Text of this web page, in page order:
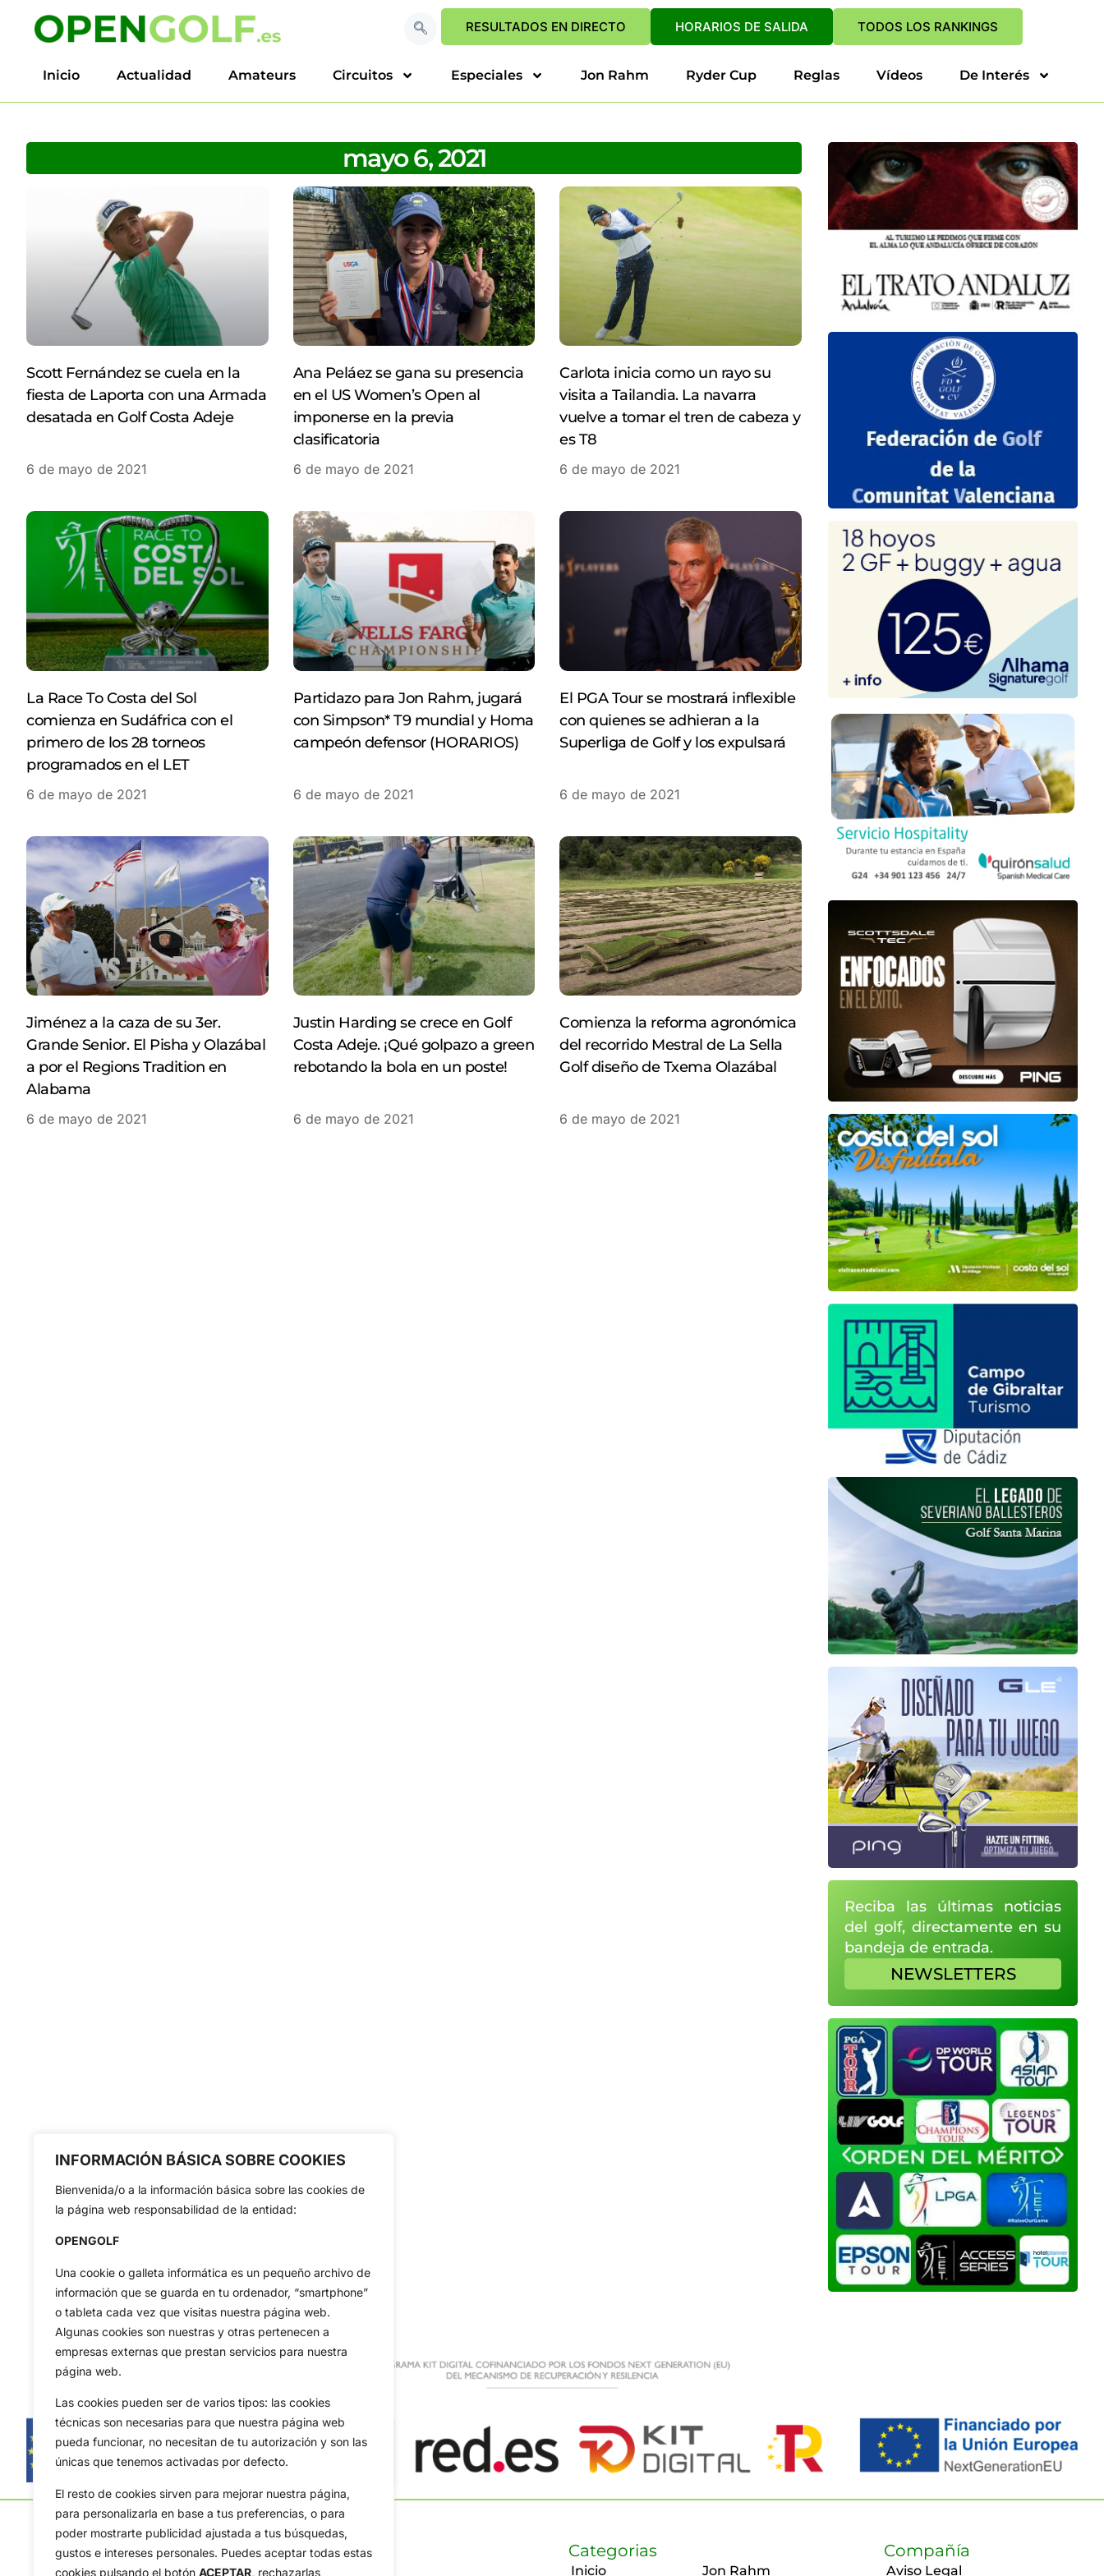
INFORMACIÓN BÁSICA SOBRE COOKIES
Bienvenida/o a la información básica sobre las cookies de
la página web responsabilidad de la entidad:
OPENGOLF
Una cookie o galleta informática es un pequeño archivo de
información que se guarda en tu ordenador, “smartphone”
o tableta cada vez que visitas nuestra página web.
Algunas cookies son nuestras y otras pertenecen a
empresas externas que prestan servicios para nuestra
página web.
Las cookies pueden ser de varios tipos: las cookies
técnicas son necesarias para que nuestra página web
pueda funcionar, no necesitan de tu autorización y son las
únicas que tenemos activadas por defecto.
El resto de cookies sirven para mejorar nuestra página,
para personalizarla en base a tus preferencias, o para
poder mostrarte publicidad ajustada a tus búsquedas,
gustos e intereses personales. Puedes aceptar todas estas
cookies pulsando el botón ACEPTAR, rechazarlas
RESULTADOS EN DIRECTO HORARIOS DE SALIDA TODOS LOS RANKINGS
Inicio Actualidad Amateurs Circuitos Especiales Jon Rahm Ryder Cup Reglas Vídeos De Interés
mayo 6, 2021
Scott Fernández se cuela en la
fiesta de Laporta con una Armada
desatada en Golf Costa Adeje
6 de mayo de 2021
Ana Peláez se gana su presencia
en el US Women’s Open al
imponerse en la previa
clasificatoria
6 de mayo de 2021
Carlota inicia como un rayo su
visita a Tailandia. La navarra
vuelve a tomar el tren de cabeza y
es T8
6 de mayo de 2021
La Race To Costa del Sol
comienza en Sudáfrica con el
primero de los 28 torneos
programados en el LET
6 de mayo de 2021
Partidazo para Jon Rahm, jugará
con Simpson* T9 mundial y Homa
campeón defensor (HORARIOS)
6 de mayo de 2021
El PGA Tour se mostrará inflexible
con quienes se adhieran a la
Superliga de Golf y los expulsará
6 de mayo de 2021
Jiménez a la caza de su 3er.
Grande Senior. El Pisha y Olazábal
a por el Regions Tradition en
Alabama
6 de mayo de 2021
Justin Harding se crece en Golf
Costa Adeje. ¡Qué golpazo a green
rebotando la bola en un poste!
6 de mayo de 2021
Comienza la reforma agronómica
del recorrido Mestral de La Sella
Golf diseño de Txema Olazábal
6 de mayo de 2021
Reciba las últimas noticias
del golf, directamente en su
bandeja de entrada.
NEWSLETTERS
Categorias
Inicio Jon Rahm
Compañía
Aviso Legal